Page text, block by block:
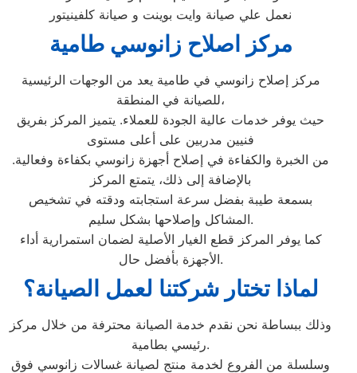
نعمل علي صيانة وايت بوينت و صيانة كلفينيتور
مركز اصلاح زانوسي طامية
مركز إصلاح زانوسي في طامية يعد من الوجهات الرئيسية
للصيانة في المنطقة،
حيث يوفر خدمات عالية الجودة للعملاء. يتميز المركز بفريق
فنيين مدربين على أعلى مستوى
من الخبرة والكفاءة في إصلاح أجهزة زانوسي بكفاءة وفعالية.
بالإضافة إلى ذلك، يتمتع المركز
بسمعة طيبة بفضل سرعة استجابته ودقته في تشخيص
المشاكل وإصلاحها بشكل سليم.
كما يوفر المركز قطع الغيار الأصلية لضمان استمرارية أداء
الأجهزة بأفضل حال.
لماذا تختار شركتنا لعمل الصيانة؟
وذلك ببساطة نحن نقدم خدمة الصيانة محترفة من خلال مركز
رئيسي بطامية.
وسلسلة من الفروع لخدمة منتج لصيانة غسالات زانوسي فوق